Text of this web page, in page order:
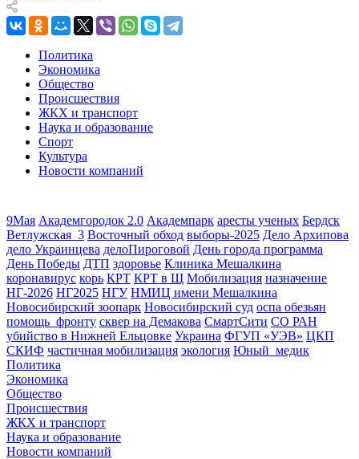
Политика
Экономика
Общество
Происшествия
ЖКХ и транспорт
Наука и образование
Спорт
Культура
Новости компаний
9Мая Академгородок 2.0 Академпарк аресты ученых Бердск
Ветлужская_3 Восточный обход выборы-2025 Дело Архипова
дело Украинцева делоПироговой День города программа
День Победы ДТП здоровье Клиника Мешалкина
коронавирус корь КРТ КРТ в Щ Мобилизация назначение
НГ-2026 НГ2025 НГУ НМИЦ имени Мешалкина
Новосибирский зоопарк Новосибирский суд оспа обезьян
помощь_фронту сквер на Демакова СмартСити СО РАН
убийство в Нижней Ельцовке Украина ФГУП «УЭВ» ЦКП
СКИФ частичная мобилизация экология Юный_медик
Политика
Экономика
Общество
Происшествия
ЖКХ и транспорт
Наука и образование
Новости компаний